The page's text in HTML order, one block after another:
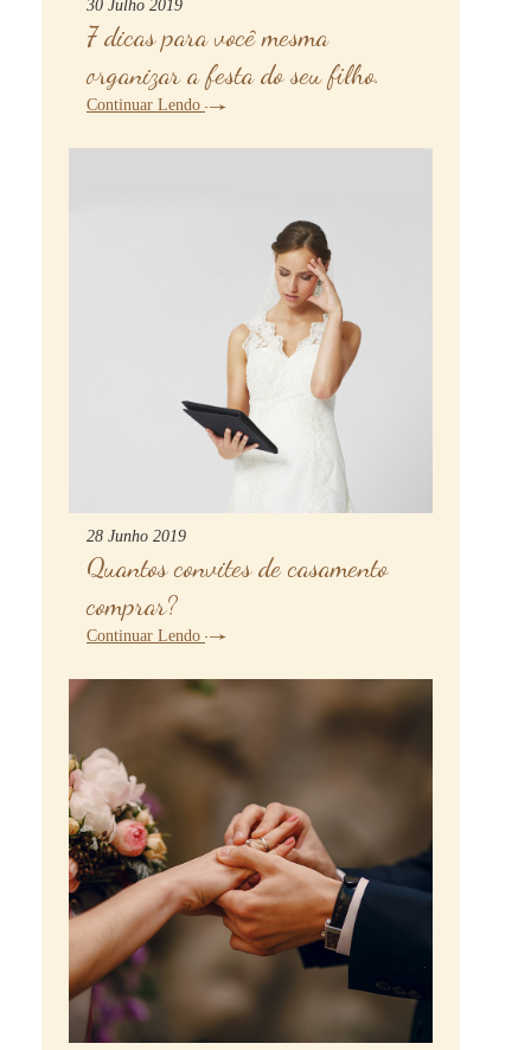
30 Julho 2019
7 dicas para você mesma
organizar a festa do seu filho.
Continuar Lendo
28 Junho 2019
Quantos convites de casamento
comprar?
Continuar Lendo